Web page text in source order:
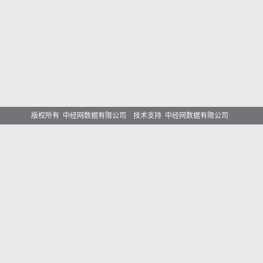
版权所有 中经网数据有限公司 技术支持 中经网数据有限公司